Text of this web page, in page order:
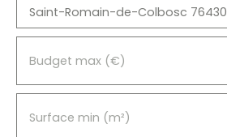
Saint-Romain-de-Colbosc 76430
Budget max (€)
Surface min (m²)